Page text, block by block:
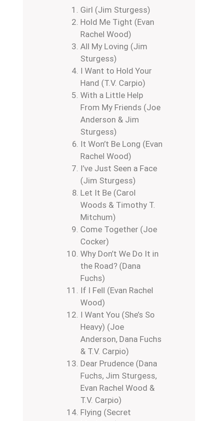
Girl (Jim Sturgess)
Hold Me Tight (Evan
Rachel Wood)
All My Loving (Jim
Sturgess)
I Want to Hold Your
Hand (T.V. Carpio)
With a Little Help
From My Friends (Joe
Anderson & Jim
Sturgess)
It Won’t Be Long (Evan
Rachel Wood)
I’ve Just Seen a Face
(Jim Sturgess)
Let It Be (Carol
Woods & Timothy T.
Mitchum)
Come Together (Joe
Cocker)
Why Don’t We Do It in
the Road? (Dana
Fuchs)
If I Fell (Evan Rachel
Wood)
I Want You (She’s So
Heavy) (Joe
Anderson, Dana Fuchs
& T.V. Carpio)
Dear Prudence (Dana
Fuchs, Jim Sturgess,
Evan Rachel Wood &
T.V. Carpio)
Flying (Secret